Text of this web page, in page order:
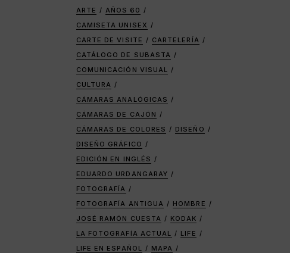
ARTE
AÑOS 60
CAMISETA UNISEX
CARTE DE VISITE
CARTELERÍA
CATÁLOGO DE SUBASTA
COMUNICACIÓN VISUAL
CULTURA
CÁMARAS ANALÓGICAS
CÁMARAS DE CAJÓN
CÁMARAS DE COLORES
DISEÑO
DISEÑO GRÁFICO
EDICIÓN EN INGLÉS
EDUARDO URDANGARAY
FOTOGRAFÍA
FOTOGRAFÍA ANTIGUA
HOMBRE
JOSÉ RAMÓN CUESTA
KODAK
LA FOTOGRAFÍA ACTUAL
LIFE
LIFE EN ESPAÑOL
MAPA